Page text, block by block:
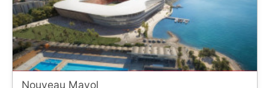
Nouveau Mayol